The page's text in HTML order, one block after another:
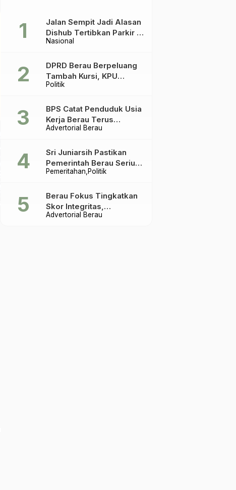
Nasional
Jalan Sempit Jadi Alasan
Dishub Tertibkan Parkir di
Tepian Teratai
Politik
DPRD Berau Berpeluang
Tambah Kursi, KPU
Ingatkan Acuannya UU
Advertorial Berau
BPS Catat Penduduk Usia
Kerja Berau Terus
Meningkat Dua Tahun
Pemeritahan Politik
Sri Juniarsih Pastikan
Pemerintah Berau Serius
Tangani Reboisasi dan
Advertorial Berau
Berau Fokus Tingkatkan
Skor Integritas,
Rekomendasi KPK Jadi